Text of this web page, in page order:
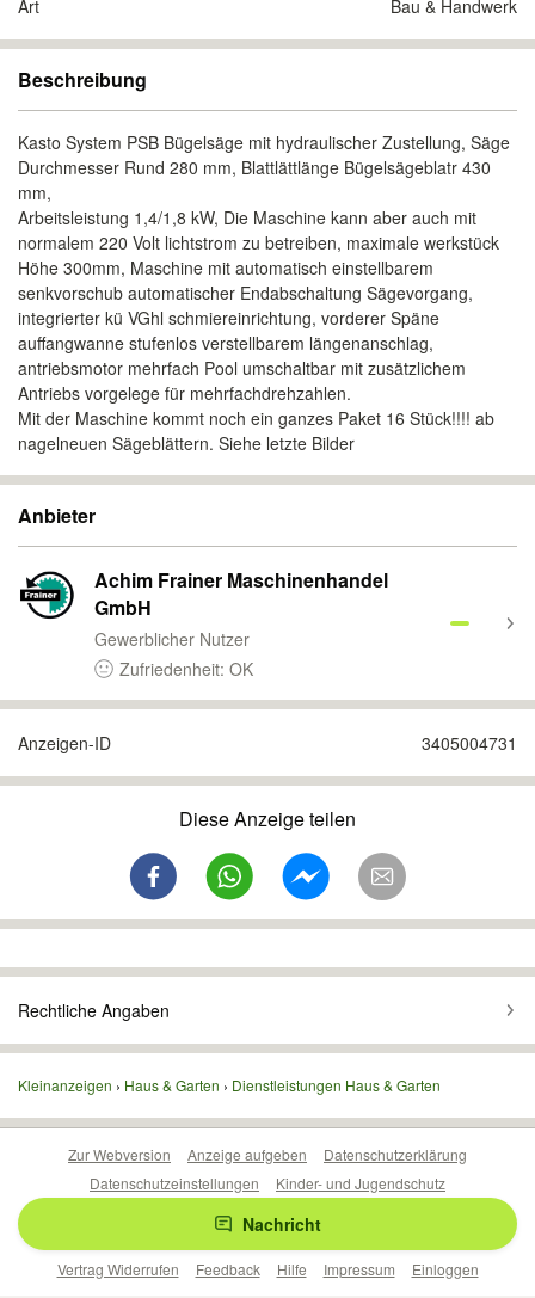
Art
Bau & Handwerk
Beschreibung
Kasto System PSB Bügelsäge mit hydraulischer Zustellung, Säge
Durchmesser Rund 280 mm, Blattlättlänge Bügelsägeblatr 430
mm,
Arbeitsleistung 1,4/1,8 kW, Die Maschine kann aber auch mit
normalem 220 Volt lichtstrom zu betreiben, maximale werkstück
Höhe 300mm, Maschine mit automatisch einstellbarem
senkvorschub automatischer Endabschaltung Sägevorgang,
integrierter kü VGhl schmiereinrichtung, vorderer Späne
auffangwanne stufenlos verstellbarem längenanschlag,
antriebsmotor mehrfach Pool umschaltbar mit zusätzlichem
Antriebs vorgelege für mehrfachdrehzahlen.
Mit der Maschine kommt noch ein ganzes Paket 16 Stück!!!! ab
nagelneuen Sägeblättern. Siehe letzte Bilder
Anbieter
Achim Frainer Maschinenhandel
GmbH
Gewerblicher Nutzer
Zufriedenheit: OK
Anzeigen-ID 3405004731
Diese Anzeige teilen
Rechtliche Angaben
Kleinanzeigen Haus & Garten Dienstleistungen Haus & Garten
Nachricht
Zur Webversion Anzeige aufgeben
Datenschutzerklärung
Datenschutzeinstellungen
Kinder- und Jugendschutz
Barrierefreiheitserklärung
Vertrag Widerrufen
Feedback Hilfe Impressum Einloggen